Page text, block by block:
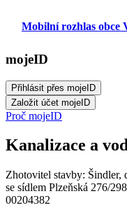
Mobilní rozhlas obce
mojeID
Proč mojeID
Kanalizace a
Zhotovitel stavby: Šindler,
se sídlem Plzeňská 276/
00204382